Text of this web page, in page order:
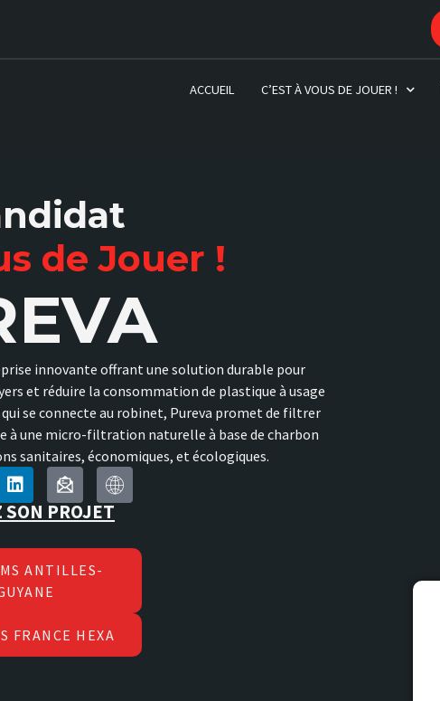
ACCUEIL C’EST À VOUS DE JOUER !
de Jouer !
innovante offrant une solution durable pour
et réduire la consommation de plastique à usage
se connecte au robinet, Pureva promet de filtrer
à une micro-filtration naturelle à base de charbon
sanitaires, économiques, et écologiques.
SON PROJET
ANTILLES-
FRANCE HEXA